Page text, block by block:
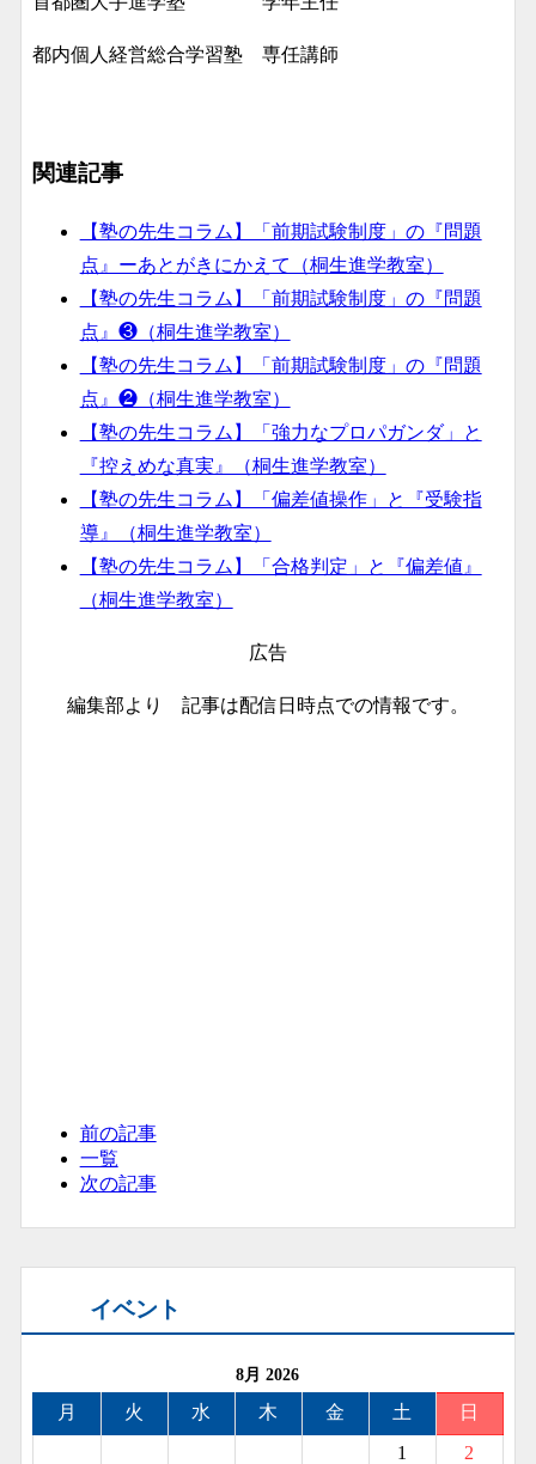
都内個人経営総合学習塾 専任講師
関連記事
【塾の先生コラム】「前期試験制度」の『問題
点』ーあとがきにかえて（桐生進学教室）
【塾の先生コラム】「前期試験制度」の『問題
点』❸（桐生進学教室）
【塾の先生コラム】「前期試験制度」の『問題
点』❷（桐生進学教室）
【塾の先生コラム】「強力なプロパガンダ」と
『控えめな真実』（桐生進学教室）
【塾の先生コラム】「偏差値操作」と『受験指
導』（桐生進学教室）
【塾の先生コラム】「合格判定」と『偏差値』
（桐生進学教室）
広告
編集部より 記事は配信日時点での情報です。
前の記事
一覧
次の記事
イベント
8月 2026
月 火 水 木 金 土
日
1
2